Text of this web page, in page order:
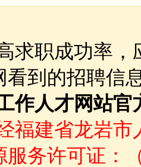
求职成功率，
看到的招聘信
作人才网站
福建省龙岩
服务许可证：